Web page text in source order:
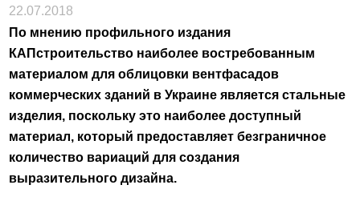
22.07.2018
По мнению профильного издания
КАПстроительство наиболее востребованным
материалом для облицовки вентфасадов
коммерческих зданий в Украине является стальные
изделия, поскольку это наиболее доступный
материал, который предоставляет безграничное
количество вариаций для создания
выразительного дизайна.